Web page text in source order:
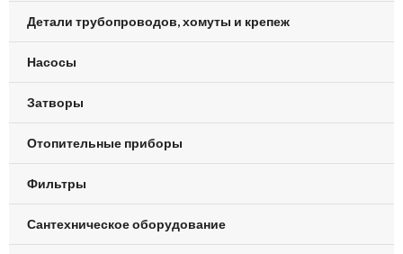
Детали трубопроводов, хомуты и крепеж
Насосы
Затворы
Отопительные приборы
Фильтры
Сантехническое оборудование